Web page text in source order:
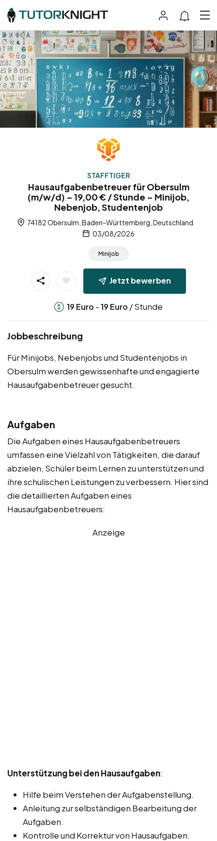
STAFFTIGER
Hausaufgabenbetreuer für Obersulm
(m/w/d) – 19,00 € / Stunde – Minijob,
Nebenjob, Studentenjob
74182 Obersulm, Baden-Württemberg, Deutschland
03/08/2026
Minijob
Jetzt bewerben
19 Euro -19 Euro / Stunde
Jobbeschreibung
Für Minijobs, Nebenjobs und Studentenjobs in
Obersulm werden gewissenhafte und engagierte
Hausaufgabenbetreuer gesucht.
Aufgaben
Die Aufgaben eines Hausaufgabenbetreuers
umfassen eine Vielzahl von Tätigkeiten, die darauf
abzielen, Schüler beim Lernen zu unterstützen und
ihre schulischen Leistungen zu verbessern. Hier sind
die detaillierten Aufgaben eines
Hausaufgabenbetreuers:
Anzeige
Unterstützung bei den Hausaufgaben:
Hilfe beim Verstehen der Aufgabenstellung.
Anleitung zur selbständigen Bearbeitung der
Aufgaben.
Kontrolle und Korrektur von Hausaufgaben.